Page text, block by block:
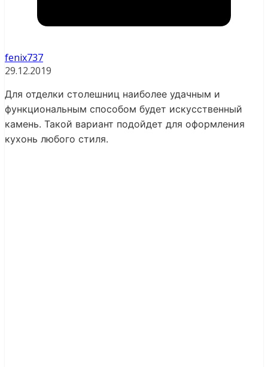
fenix737
29.12.2019
Для отделки столешниц наиболее удачным и
функциональным способом будет искусственный
камень. Такой вариант подойдет для оформления
кухонь любого стиля.